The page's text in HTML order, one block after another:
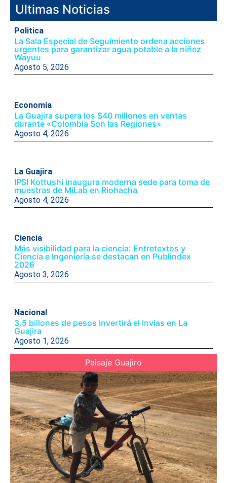
Ultimas Noticias
Politica
La Sala Especial de Seguimiento ordena acciones
urgentes para garantizar agua potable a la niñez
Wayuu
Agosto 5, 2026
Economía
La Guajira supera los $40 millones en ventas
durante «Colombia Son las Regiones»
Agosto 4, 2026
La Guajira
IPSI Kottushi inaugura moderna sede para toma de
muestras de MiLab en Riohacha
Agosto 4, 2026
Ciencia
Más visibilidad para la ciencia: Entretextos y
Ciencia e Ingeniería se destacan en Publindex
2026
Agosto 3, 2026
Nacional
3.5 billones de pesos invertirá el Invias en La
Guajira
Agosto 1, 2026
Paisaje Guajiro